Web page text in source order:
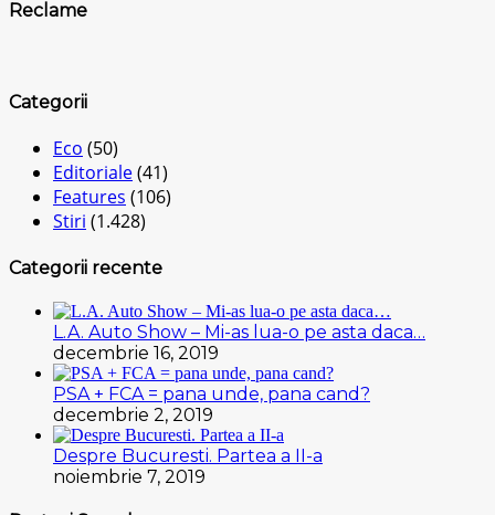
Reclame
Categorii
Eco (50)
Editoriale(41)
Features (106)
Stiri (1.428)
Categorii recente
L.A. Auto Show – Mi-as lua-o pe asta daca…
decembrie 16, 2019
PSA + FCA = pana unde, pana cand?
decembrie 2, 2019
Despre Bucuresti. Partea a II-a
noiembrie 7, 2019